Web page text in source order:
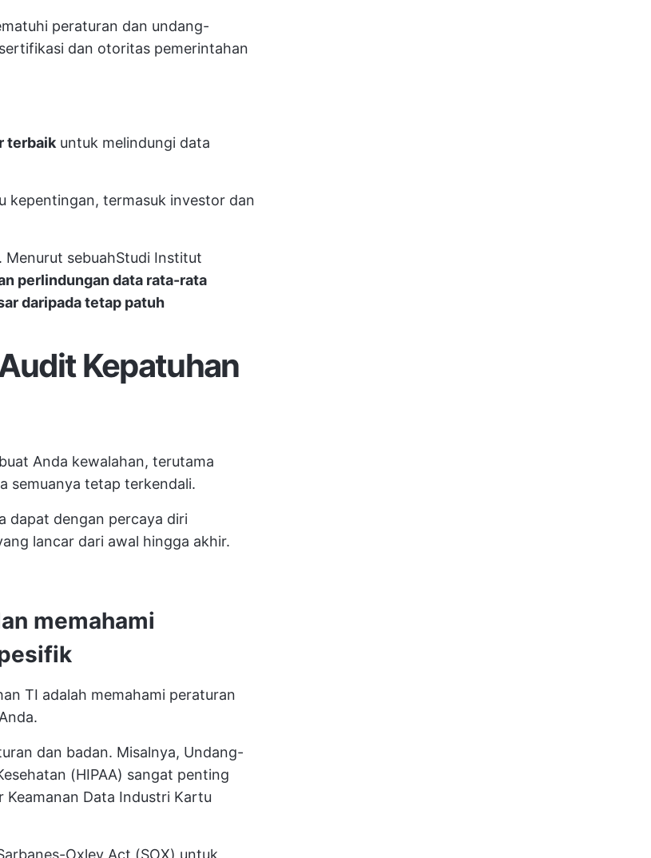
peraturan dan undang-
dan otoritas pemerintahan
terbaik untuk melindungi data
kepentingan, termasuk investor dan
sebuahStudi Institut
perlindungan data rata-rata
daripada tetap patuh
Kepatuhan
Anda kewalahan, terutama
semuanya tetap terkendali.
dapat dengan percaya diri
lancar dari awal hingga akhir.
memahami
TI adalah memahami peraturan
dan badan. Misalnya, Undang-
(HIPAA) sangat penting
Data Industri Kartu
Oxley Act (SOX) untuk